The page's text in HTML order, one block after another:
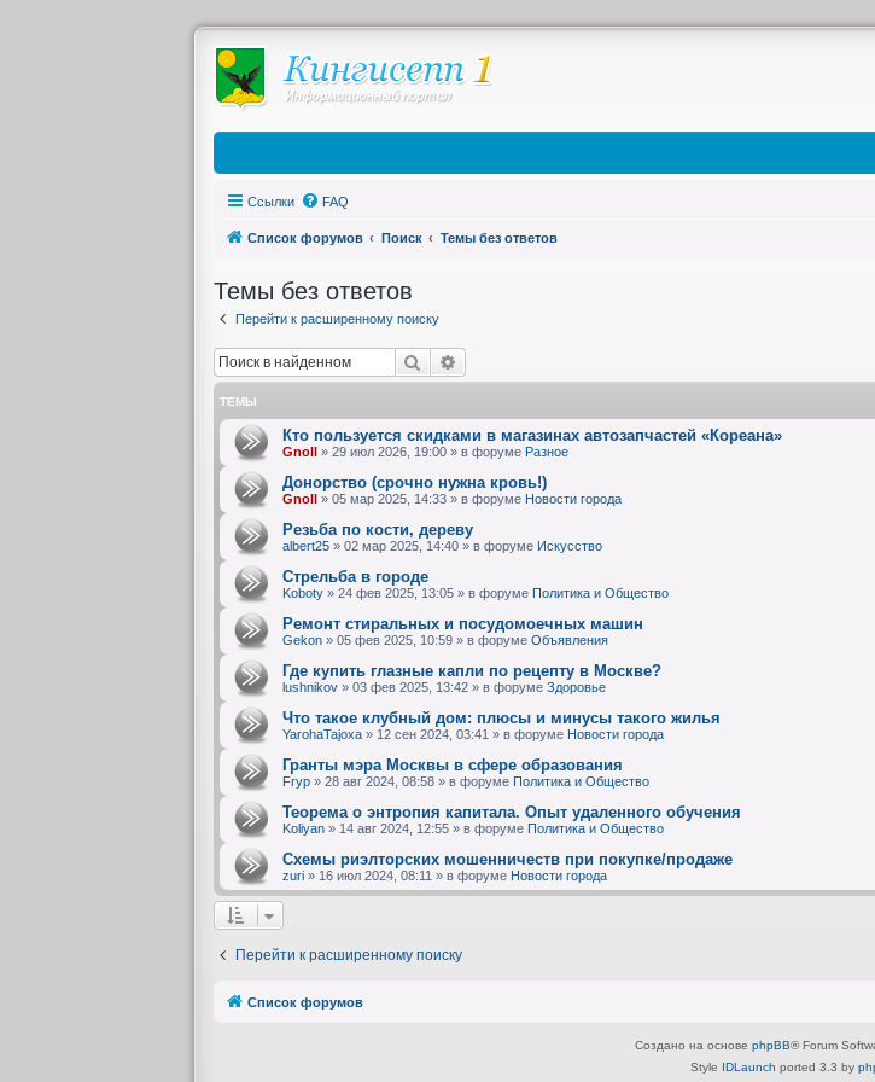
Ссылки FAQ
Список форумов Поиск Темы без ответов
Темы без ответов
Перейти к расширенному поиску
Поиск
ТЕМЫ
Кто пользуется скидками в магазинах автозапчастей «Кореана»
Gnoll» 29 июл 2026, 19:00» в форуме Разное
Донорство (срочно нужна кровь!)
Gnoll» 05 мар 2025, 14:33» в форуме Новости города
Резьба по кости, дереву
albert25» 02 мар 2025, 14:40» в форуме Искусство
Стрельба в городе
Koboty» 24 фев 2025, 13:05» в форуме Политика и Общество
Ремонт стиральных и посудомоечных машин
Gekon» 05 фев 2025, 10:59» в форуме Объявления
Где купить глазные капли по рецепту в Москве?
lushnikov» 03 фев 2025, 13:42» в форуме Здоровье
Что такое клубный дом: плюсы и минусы такого жилья
YarohaTajoxa» 12 сен 2024, 03:41 » в форуме Новости города
Гранты мэра Москвы в сфере образования
Fryp» 28 авг 2024, 08:58» в форуме Политика и Общество
Теорема о энтропия капитала. Опыт удаленного обучения
Koliyan» 14 авг 2024, 12:55» в форуме Политика и Общество
Схемы риэлторских мошенничеств при покупке/продаже
zuri» 16 июл 2024, 08:11 » в форуме Новости города
Перейти к расширенному поиску
Список форумов
Создано на основе phpBB® Forum
Style IDLaunch ported 3.3 by